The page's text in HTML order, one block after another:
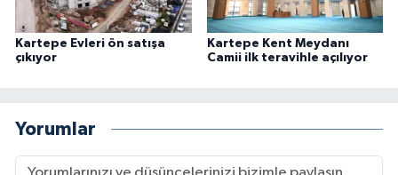
Kartepe Evleri ön satışa
çıkıyor
Kartepe Kent Meydanı
Camii ilk teravihle açılıyor
Yorumlar